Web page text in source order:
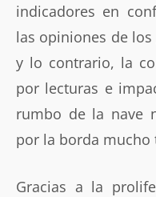
indicadores en
las opiniones de
y lo contrario, la
por lecturas e
rumbo de la nave
por la borda
Gracias a la